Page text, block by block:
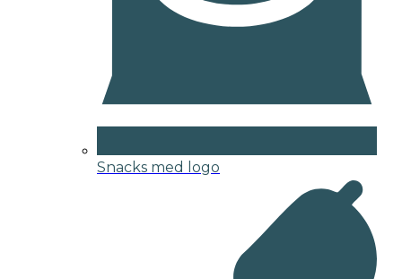
Snacks med logo